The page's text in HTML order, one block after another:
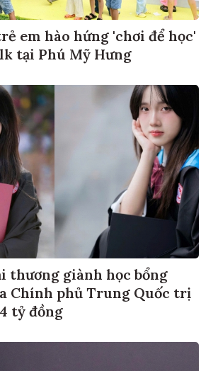
em hào hứng 'chơi để học'
tại Phú Mỹ Hưng
thương giành học bổng
Chính phủ Trung Quốc trị
tỷ đồng